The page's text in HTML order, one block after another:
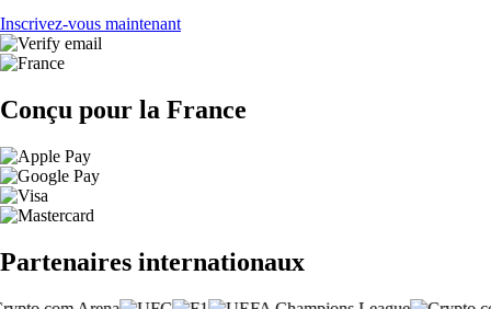
Inscrivez-vous maintenant
Conçu pour la France
Partenaires internationaux